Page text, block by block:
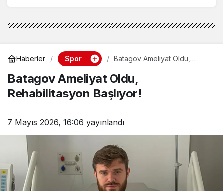
Haberler Spor
Batagov Ameliyat Oldu,
Batagov Ameliyat Oldu,
Rehabilitasyon Başlıyor!
7 Mayıs 2026, 16:06 yayınlandı